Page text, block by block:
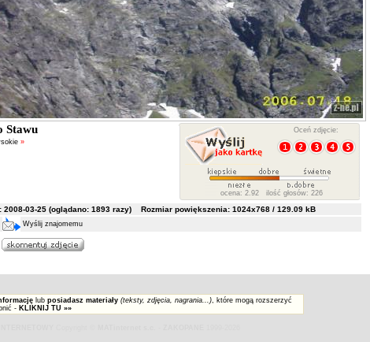
Stawu
»
Oceń zdjęcie:
ocena: 2.92 ilość głosów: 226
03-25 (oglądano: 1893razy) Rozmiar powiększenia: 1024x768 / 129.09 kB
Wyślij znajomemu
lub posiadasz materiały (teksty, zdjęcia, nagrania...), które mogą rozszerzyć
- KLIKNIJ TU »»